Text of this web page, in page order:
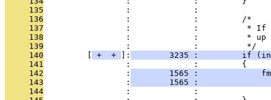
     135
                 :             :
     136
                 :             :         /*
     137
:             :          *
     138
:             :          *
     139
                 :             :          */
     140
+ + ]:
3235 :         if
     141
                 :             :         {
     142
                 :
1565 :
     143
                 :
1565 :
     144
:             :